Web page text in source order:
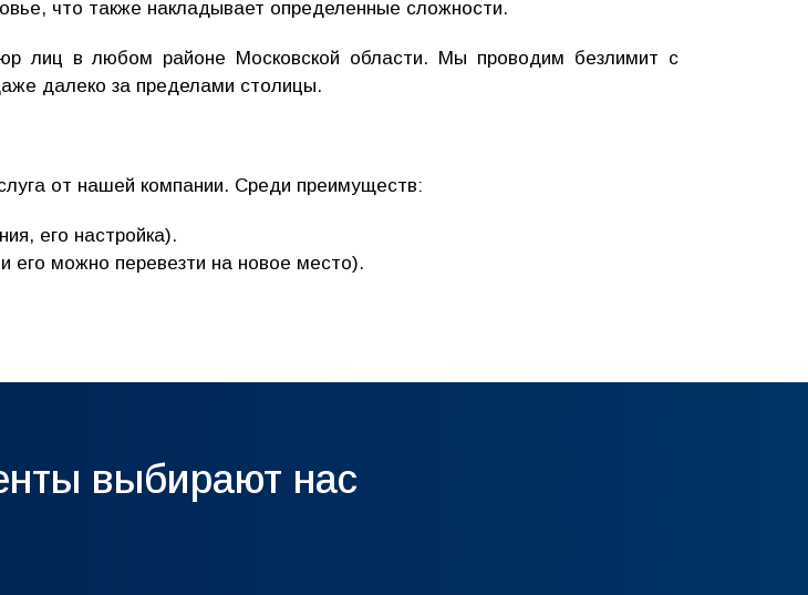
что также накладывает определенные сложности.
лиц в любом районе Московской области. Мы проводим безлимит с
далеко за пределами столицы.
от нашей компании. Среди преимуществ:
его настройка).
его можно перевезти на новое место).
выбирают нас